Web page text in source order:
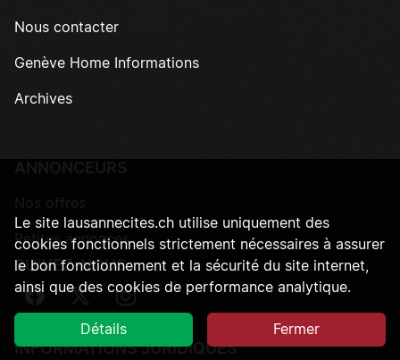
Nous contacter
Genève Home Informations
Archives
Petites annonces
SUIVEZ-NOUS
Suivez-nous sur Facebook
Suivez-nous sur Twitter
Suivez-nous sur Instagram
INFORMATIONS JURIDIQUES
Le site lausannecites.ch utilise uniquement des
cookies fonctionnels strictement nécessaires à assurer
le bon fonctionnement et la sécurité du site internet,
ainsi que des cookies de performance analytique.
Détails Fermer